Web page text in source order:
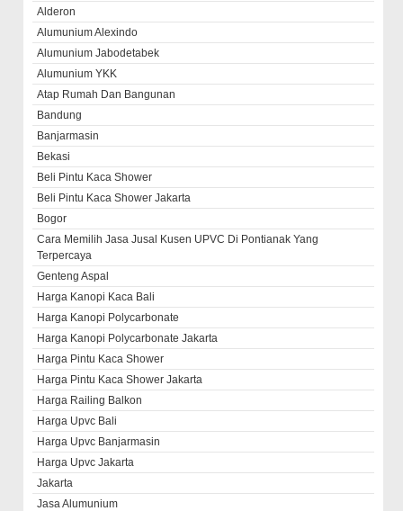
Alderon
Alumunium Alexindo
Alumunium Jabodetabek
Alumunium YKK
Atap Rumah Dan Bangunan
Bandung
Banjarmasin
Bekasi
Beli Pintu Kaca Shower
Beli Pintu Kaca Shower Jakarta
Bogor
Cara Memilih Jasa Jusal Kusen UPVC Di Pontianak Yang
Terpercaya
Genteng Aspal
Harga Kanopi Kaca Bali
Harga Kanopi Polycarbonate
Harga Kanopi Polycarbonate Jakarta
Harga Pintu Kaca Shower
Harga Pintu Kaca Shower Jakarta
Harga Railing Balkon
Harga Upvc Bali
Harga Upvc Banjarmasin
Harga Upvc Jakarta
Jakarta
Jasa Alumunium